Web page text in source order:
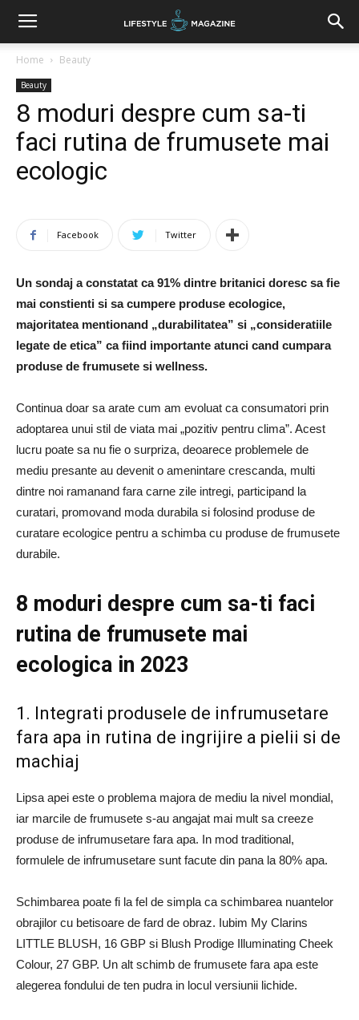
Home Beauty
Beauty
8 moduri despre cum sa-ti
faci rutina de frumusete mai
ecologic
Facebook Twitter
Un sondaj a constatat ca 91% dintre britanici doresc sa fie
mai constienti si sa cumpere produse ecologice,
majoritatea mentionand „durabilitatea” si „consideratiile
legate de etica” ca fiind importante atunci cand cumpara
produse de frumusete si wellness.
Continua doar sa arate cum am evoluat ca consumatori prin
adoptarea unui stil de viata mai „pozitiv pentru clima”. Acest
lucru poate sa nu fie o surpriza, deoarece problemele de
mediu presante au devenit o amenintare crescanda, multi
dintre noi ramanand fara carne zile intregi, participand la
curatari, promovand moda durabila si folosind produse de
curatare ecologice pentru a schimba cu produse de frumusete
durabile.
8 moduri despre cum sa-ti faci
rutina de frumusete mai
ecologica in 2023
1. Integrati produsele de infrumusetare
fara apa in rutina de ingrijire a pielii si de
machiaj
Lipsa apei este o problema majora de mediu la nivel mondial,
iar marcile de frumusete s-au angajat mai mult sa creeze
produse de infrumusetare fara apa. In mod traditional,
formulele de infrumusetare sunt facute din pana la 80% apa.
Schimbarea poate fi la fel de simpla ca schimbarea nuantelor
obrajilor cu betisoare de fard de obraz. Iubim My Clarins
LITTLE BLUSH, 16 GBP si Blush Prodige Illuminating Cheek
Colour, 27 GBP. Un alt schimb de frumusete fara apa este
alegerea fondului de ten pudra in locul versiunii lichide.